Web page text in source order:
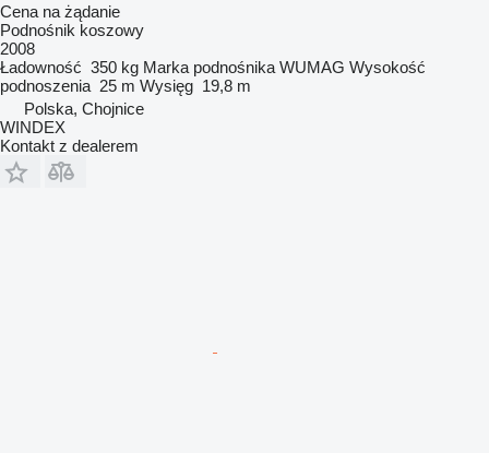
Cena na żądanie
Podnośnik koszowy
2008
Ładowność 350 kg Marka podnośnika WUMAG Wysokość
podnoszenia 25 m Wysięg 19,8 m
Polska, Chojnice
WINDEX
Kontakt z dealerem